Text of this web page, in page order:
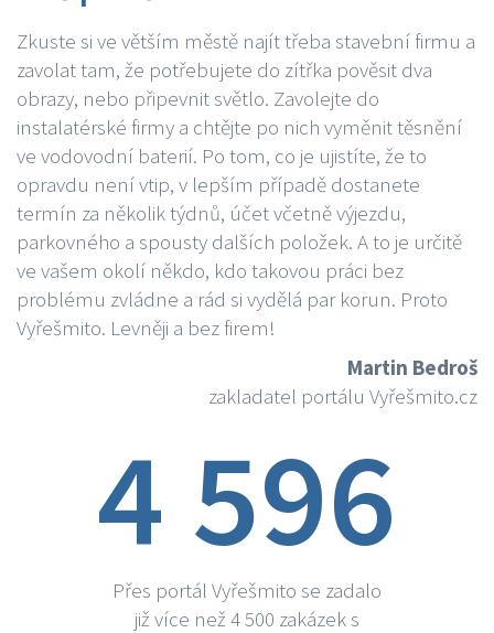
Zkuste si ve větším městě najít třeba stavební firmu a
zavolat tam, že potřebujete do zítřka pověsit dva
obrazy, nebo připevnit světlo. Zavolejte do
instalatérské firmy a chtějte po nich vyměnit těsnění
ve vodovodní baterií. Po tom, co je ujistíte, že to
opravdu není vtip, v lepším případě dostanete
termín za několik týdnů, účet včetně výjezdu,
parkovného a spousty dalších položek. A to je určitě
ve vašem okolí někdo, kdo takovou práci bez
problému zvládne a rád si vydělá par korun. Proto
Vyřešmito. Levněji a bez firem!
Martin Bedroš
zakladatel portálu Vyřešmito.cz
4 596
Přes portál Vyřešmito se zadalo
již více než 4 500 zakázek s